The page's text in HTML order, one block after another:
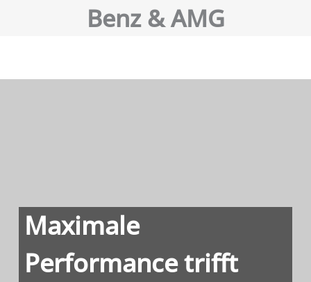
Benz & AMG
Maximale
Performance trifft